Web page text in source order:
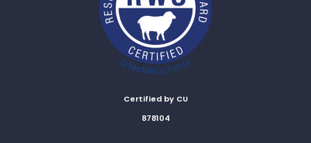
Certified by CU
878104